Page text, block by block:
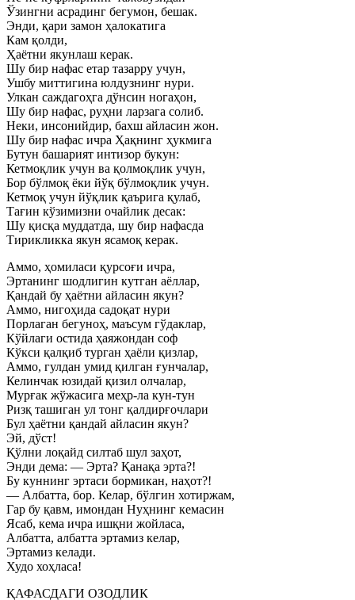
Ўзингни асрадинг бегумон, бешак.
Энди, қари замон ҳалокатига
Кам қолди,
Ҳаётни якунлаш керак.
Шу бир нафас етар тазарру учун,
Ушбу миттигина юлдузнинг нури.
Улкан саждагоҳга дўнсин ногаҳон,
Шу бир нафас, руҳни ларзага солиб.
Неки, инсонийдир, бахш айласин жон.
Шу бир нафас ичра Ҳақнинг ҳукмига
Бутун башарият интизор букун:
Кетмоқлик учун ва қолмоқлик учун,
Бор бўлмоқ ёки йўқ бўлмоқлик учун.
Кетмоқ учун йўқлик қаърига қулаб,
Тағин кўзимизни очайлик десак:
Шу қисқа муддатда, шу бир нафасда
Тирикликка якун ясамоқ керак.
Аммо, ҳомиласи қурсоғи ичра,
Эртанинг шодлигин кутган аёллар,
Қандай бу ҳаётни айласин якун?
Аммо, нигоҳида садоқат нури
Порлаган бегуноҳ, маъсум гўдаклар,
Кўйлаги остида ҳаяжондан соф
Кўкси қалқиб турган ҳаёли қизлар,
Аммо, гулдан умид қилган ғунчалар,
Келинчак юзидай қизил олчалар,
Мурғак жўжасига меҳр-ла кун-тун
Ризқ ташиган ул тонг қалдирғочлари
Бул ҳаётни қандай айласин якун?
Эй, дўст!
Қўлни лоқайд силтаб шул заҳот,
Энди дема: — Эрта? Қанақа эрта?!
Бу куннинг эртаси бормикан, наҳот?!
— Албатта, бор. Келар, бўлгин хотиржам,
Гар бу қавм, имондан Нуҳнинг кемасин
Ясаб, кема ичра ишқни жойласа,
Албатта, албатта эртамиз келар,
Эртамиз келади.
Худо хоҳласа!
ҚАФАСДАГИ ОЗОДЛИК